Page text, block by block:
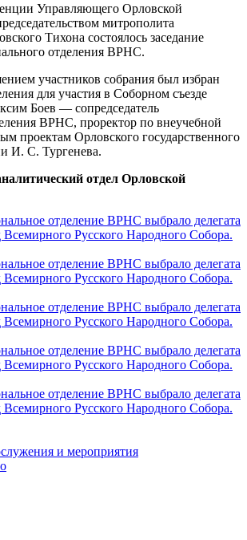
Управляющего Орловской
митрополита
Тихона состоялось заседание
отделения ВРНС.
участников собрания был избран
для участия в Соборном съезде
Боев — сопредседатель
ВРНС, проректор по внеучебной
проектам Орловского государственного
И. С. Тургенева.
отдел Орловской
и мероприятия